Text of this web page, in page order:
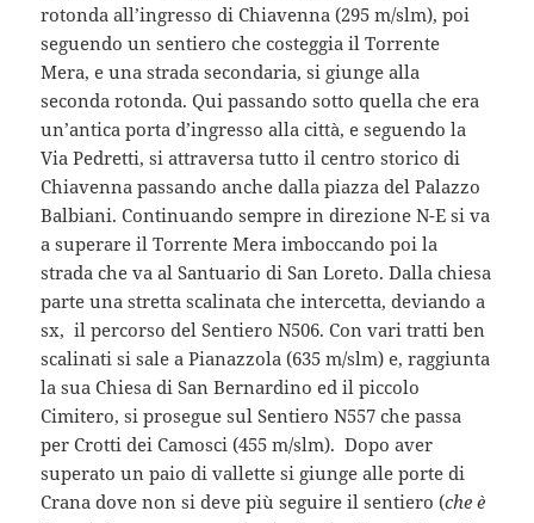
rotonda all’ingresso di Chiavenna (295 m/slm), poi
seguendo un sentiero che costeggia il Torrente
Mera, e una strada secondaria, si giunge alla
seconda rotonda. Qui passando sotto quella che era
un’antica porta d’ingresso alla città, e seguendo la
Via Pedretti, si attraversa tutto il centro storico di
Chiavenna passando anche dalla piazza del Palazzo
Balbiani. Continuando sempre in direzione N-E si va
a superare il Torrente Mera imboccando poi la
strada che va al Santuario di San Loreto. Dalla chiesa
parte una stretta scalinata che intercetta, deviando a
sx, il percorso del Sentiero N506. Con vari tratti ben
scalinati si sale a Pianazzola (635 m/slm) e, raggiunta
la sua Chiesa di San Bernardino ed il piccolo
Cimitero, si prosegue sul Sentiero N557 che passa
per Crotti dei Camosci (455 m/slm). Dopo aver
superato un paio di vallette si giunge alle porte di
Crana dove non si deve più seguire il sentiero (che è